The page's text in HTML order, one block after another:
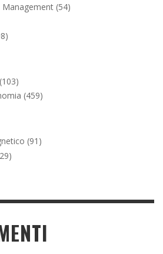
Management (54)
(103)
(459)
(91)